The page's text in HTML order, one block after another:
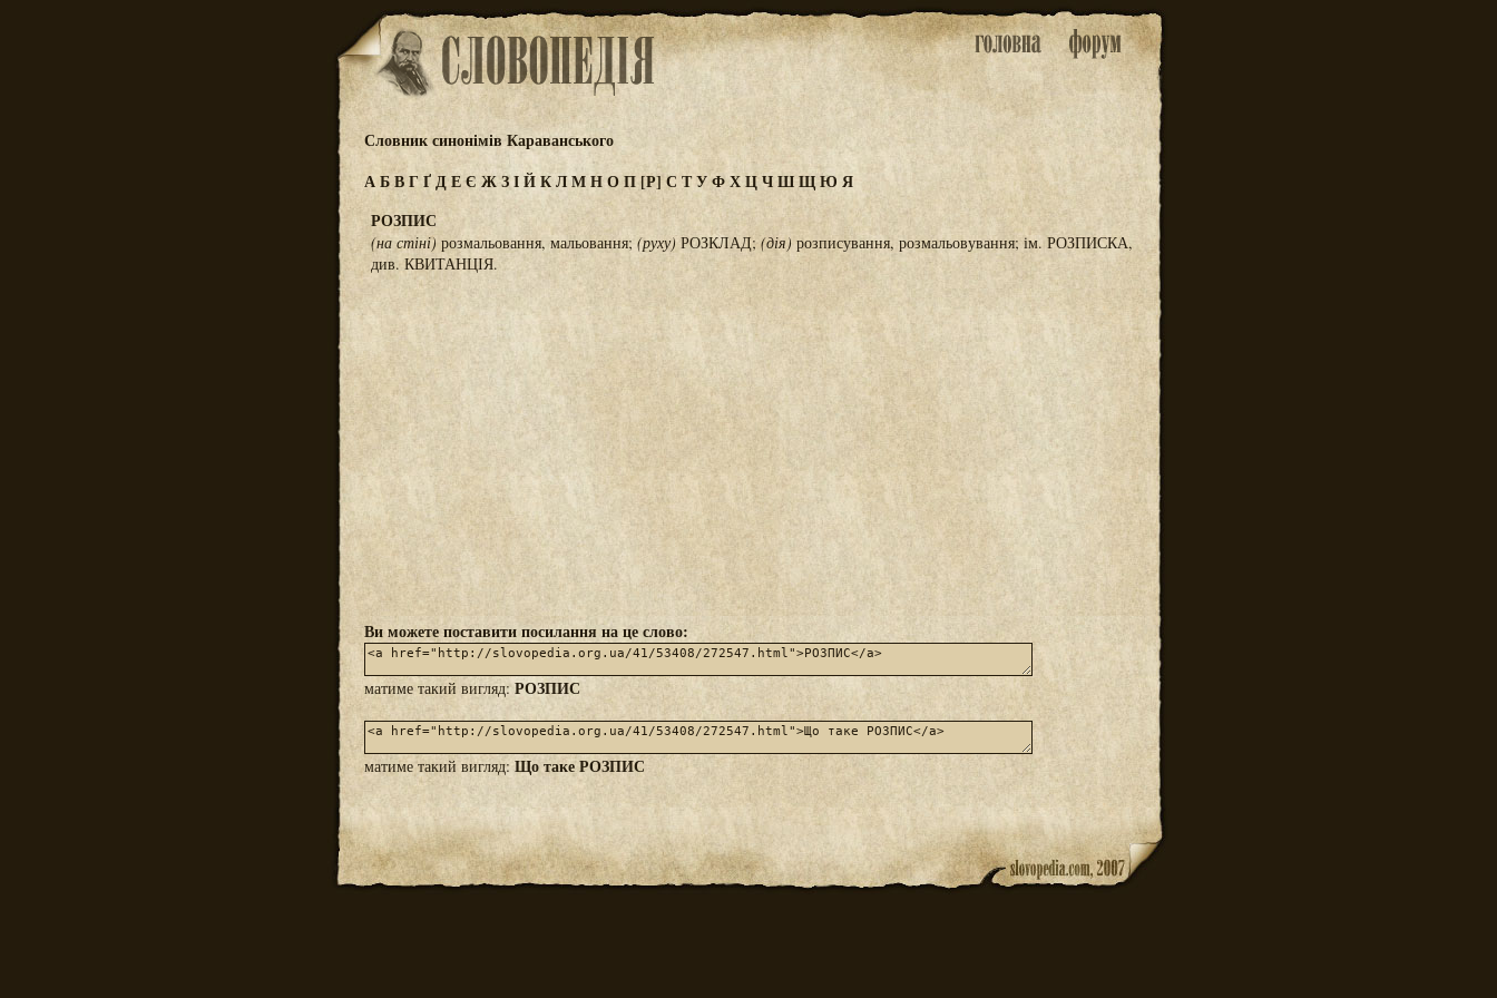
Словник синонімів Караванського
АБВГҐДЕЄ ЖЗІЙКЛМНОП[Р] С ТУФХЦЧШЩЮ Я
РОЗПИС
(на стіні) розмальовання, мальовання; (руху)РОЗКЛАД;(дія) розписування, розмальовування; ім. РОЗПИСКА,
див. КВИТАНЦІЯ.
Ви можете поставити посилання на це слово:
матиме такий вигляд:РОЗПИС
матиме такий вигляд: Що таке РОЗПИС